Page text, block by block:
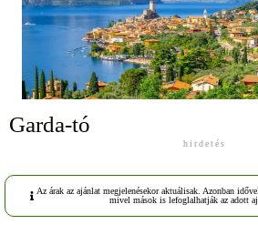
Garda-tó
hirdetés
Az árak az ajánlat megjelenésekor aktuálisak. Azonban
mivel mások is lefoglalhatják az adott